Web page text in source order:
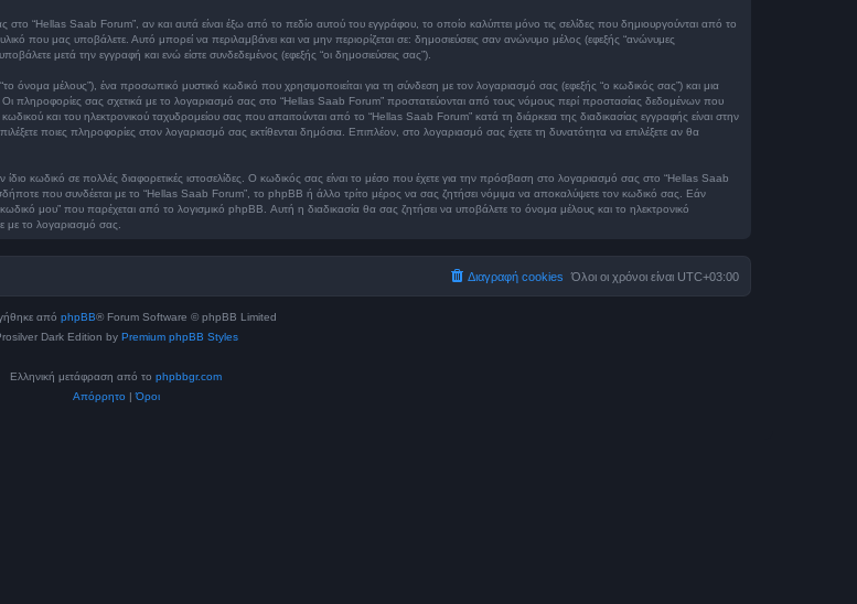
“Hellas Saab Forum”, αν και αυτά είναι έξω από το πεδίο αυτού του εγγράφου, το οποίο καλύπτει μόνο τις σελίδες που δημιουργούνται από το
που μας υποβάλετε. Αυτό μπορεί να περιλαμβάνει και να μην περιορίζεται σε: δημοσιεύσεις σαν ανώνυμο μέλος (εφεξής “ανώνυμες
μετά την εγγραφή και ενώ είστε συνδεδεμένος (εφεξής “οι δημοσιεύσεις σας”).
όνομα μέλους”), ένα προσωπικό μυστικό κωδικό που χρησιμοποιείται για τη σύνδεση με τον λογαριασμό σας (εφεξής “ο κωδικός σας”) και μια
Οι πληροφορίες σας σχετικά με το λογαριασμό σας στο “Hellas Saab Forum” προστατεύονται από τους νόμους περί προστασίας δεδομένων που
και του ηλεκτρονικού ταχυδρομείου σας που απαιτούνται από το “Hellas Saab Forum” κατά τη διάρκεια της διαδικασίας εγγραφής είναι στην
ποιες πληροφορίες στον λογαριασμό σας εκτίθενται δημόσια. Επιπλέον, στο λογαριασμό σας έχετε τη δυνατότητα να επιλέξετε αν θα
κωδικό σε πολλές διαφορετικές ιστοσελίδες. Ο κωδικός σας είναι το μέσο που έχετε για την πρόσβαση στο λογαριασμό σας στο “Hellas Saab
που συνδέεται με το “Hellas Saab Forum”, το phpBB ή άλλο τρίτο μέρος να σας ζητήσει νόμιμα να αποκαλύψετε τον κωδικό σας. Εάν
μου” που παρέχεται από το λογισμικό phpBB. Αυτή η διαδικασία θα σας ζητήσει να υποβάλετε το όνομα μέλους και το ηλεκτρονικό
με το λογαριασμό σας.
Όλοι οι χρόνοι είναι UTC+03:00
Διαγραφή cookies
από phpBB® Forum Software © phpBB Limited
Dark Edition by Premium phpBB Styles
Ελληνική μετάφραση από το phpbbgr.com
Απόρρητο |Όροι